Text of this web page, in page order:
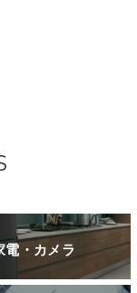
電・カメラ